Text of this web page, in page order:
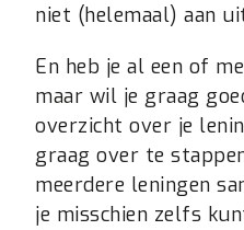
niet (helemaal) aan
En heb je al een of
maar wil je graag
overzicht over je
graag over te
meerdere leningen
je misschien zelfs